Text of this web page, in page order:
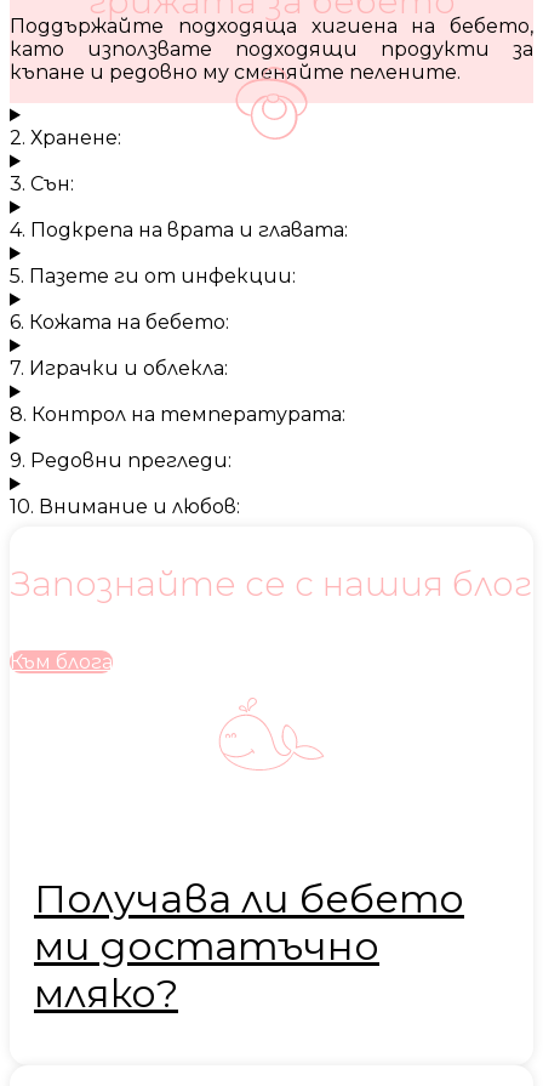
Поддържайте подходяща хигиена на бебето,
като използвате подходящи продукти за
къпане и редовно му сменяйте пелените.
2. Хранене:
3. Сън:
4. Подкрепа на врата и главата:
5. Пазете ги от инфекции:
6. Кожата на бебето:
7. Играчки и облекла:
8. Контрол на температурата:
9. Редовни прегледи:
10. Внимание и любов:
Запознайте се с нашия блог
Към блога
Получава ли бебето
ми достатъчно
мляко?